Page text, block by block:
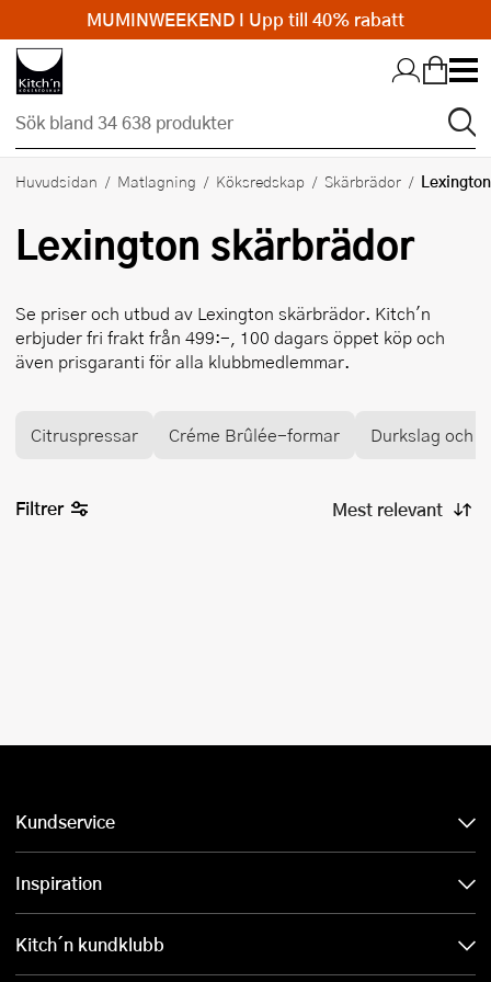
Hopp till huvudinnehållet
Huvudsidan Matlagning Köksredskap Skärbrädor Lexington
Lexington skärbrädor
Se priser och utbud av Lexington skärbrädor. Kitch'n
erbjuder fri frakt från 499:-, 100 dagars öppet köp och
även prisgaranti för alla klubbmedlemmar.
Citruspressar Créme Brûlée-formar Durkslag och
Filtrer
Kundservice
Inspiration
Kitch´n kundklubb
MUMINWEEKEND I Upp till 40% rabatt